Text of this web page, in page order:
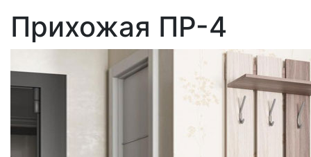
Прихожая ПР-4